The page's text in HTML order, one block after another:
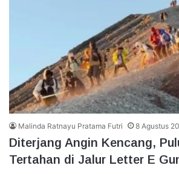
Malinda Ratnayu Pratama Futri 8 Agustus
Diterjang Angin Kencang,
Tertahan di Jalur Letter E